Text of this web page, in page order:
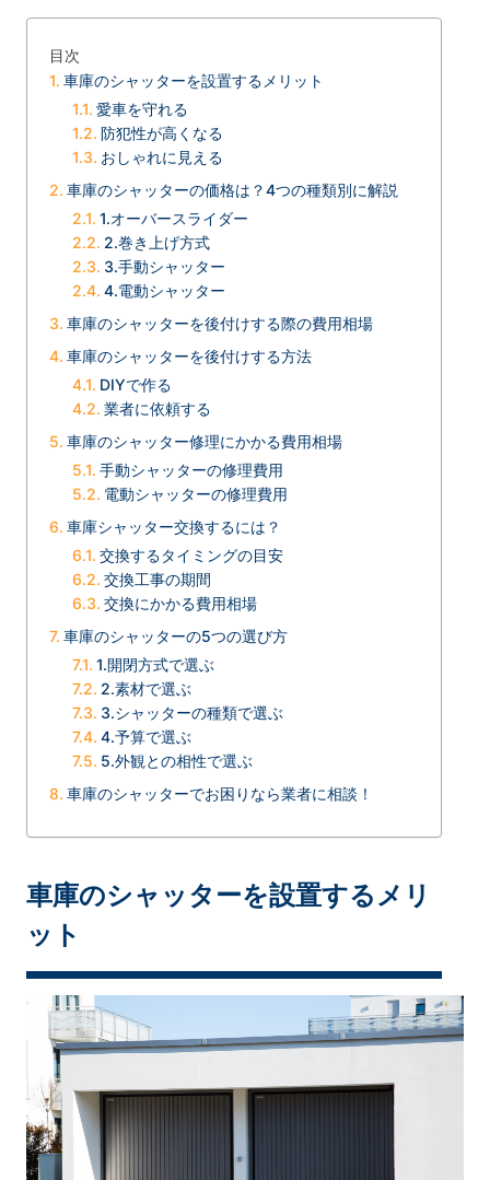
目次
車庫のシャッターを設置するメリット
愛車を守れる
防犯性が高くなる
おしゃれに見える
車庫のシャッターの価格は？4つの種類別に解説
1.オーバースライダー
2.巻き上げ方式
3.手動シャッター
4.電動シャッター
車庫のシャッターを後付けする際の費用相場
車庫のシャッターを後付けする方法
DIYで作る
業者に依頼する
車庫のシャッター修理にかかる費用相場
手動シャッターの修理費用
電動シャッターの修理費用
車庫シャッター交換するには？
交換するタイミングの目安
交換工事の期間
交換にかかる費用相場
車庫のシャッターの5つの選び方
1.開閉方式で選ぶ
2.素材で選ぶ
3.シャッターの種類で選ぶ
4.予算で選ぶ
5.外観との相性で選ぶ
車庫のシャッターでお困りなら業者に相談！
車庫のシャッターを設置するメリ
ット